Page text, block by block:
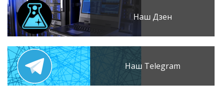
Наш Дзен
Наш Telegram